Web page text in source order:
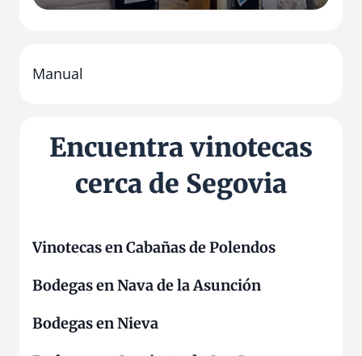
o
Manual
Encuentra vinotecas
cerca de Segovia
Vinotecas en Cabañas de Polendos
Bodegas en Nava de la Asunción
Bodegas en Nieva